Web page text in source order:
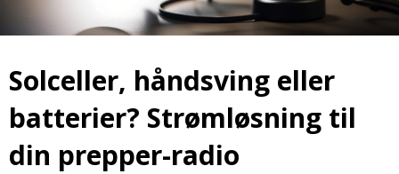
Solceller, håndsving eller
batterier? Strømløsning til
din prepper-radio